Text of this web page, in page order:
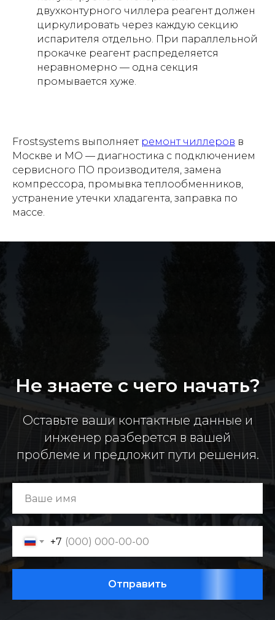
двухконтурного чиллера реагент должен
циркулировать через каждую секцию
испарителя отдельно. При параллельной
прокачке реагент распределяется
неравномерно — одна секция
промывается хуже.
Frostsystems выполняет ремонт чиллеров в
Москве и МО — диагностика с подключением
сервисного ПО производителя, замена
компрессора, промывка теплообменников,
устранение утечки хладагента, заправка по
массе.
Не знаете с чего начать?
Оставьте ваши контактные данные и
инженер разберется в вашей
проблеме и предложит пути решения.
+7
Отправить